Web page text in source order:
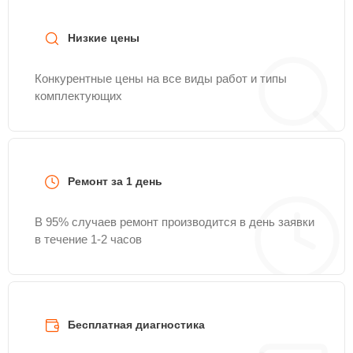
Низкие цены
Конкурентные цены на все виды работ и типы
комплектующих
Ремонт за 1 день
В 95% случаев ремонт производится в день заявки
в течение 1-2 часов
Бесплатная диагностика